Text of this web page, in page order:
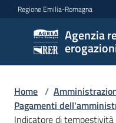
Vai al contenuto
Vai alla navigazione
Vai al footer
Regione Emilia-Romagna
Agenzia
Agenzia
regionale
per le
erogazioni
in
agricoltura
Home /
Pagamenti
Indicatore di